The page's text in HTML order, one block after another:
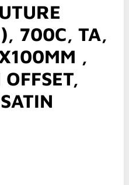
700C, TA,
,